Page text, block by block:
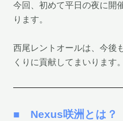
今回、初めて平日の夜に開
ります。
西尾レントオールは、今後
くりに貢献してまいります。
■ Nexus咲洲とは？